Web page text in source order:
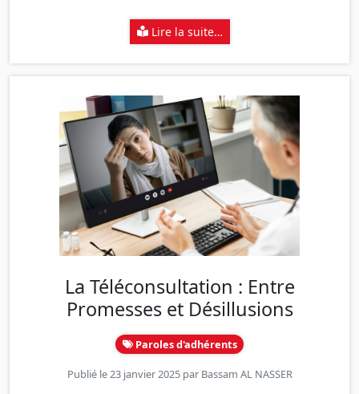
Lire la suite…
La Téléconsultation : Entre
Promesses et Désillusions
Paroles d'adhérents
Publié le 23 janvier 2025 par Bassam AL NASSER